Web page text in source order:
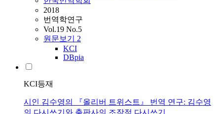
2018
번역학연구
Vol.19 No.5
원문보기 2
KCI
DBpia
KCI등재
시인 김수영의 『올리버 트위스트』 번역 연구: 김수영